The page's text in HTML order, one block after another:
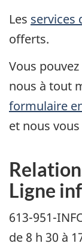
Les services
offerts.
Vous
nous à tout
formulaire
et nous
Ligne
613-951-
de 8 h 30 à